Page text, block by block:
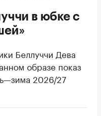
в юбке с
Беллуччи Дева
образе показ
2026/27